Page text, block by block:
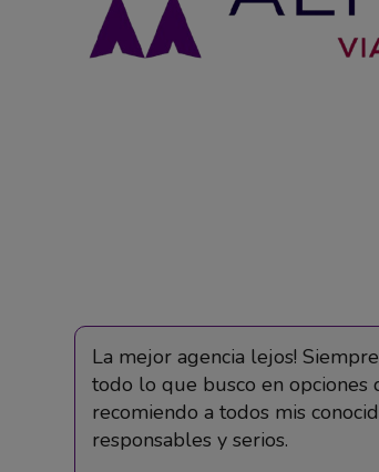
La mejor agencia lejos!
todo lo que busco en opciones
recomiendo a todos mis
responsables y serios.